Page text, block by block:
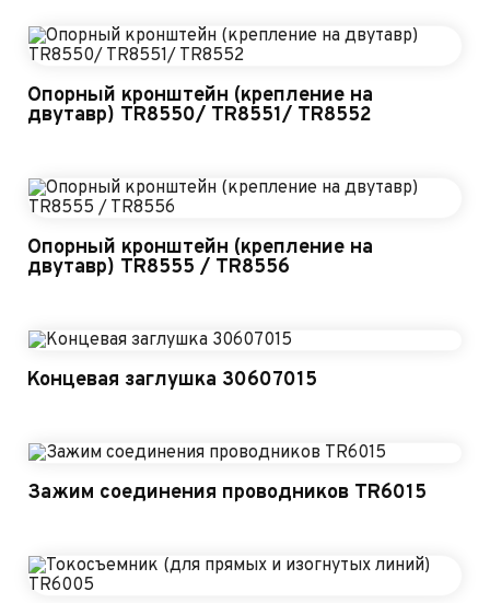
Опорный кронштейн (крепление на
двутавр) TR8550/ TR8551/ TR8552
Опорный кронштейн (крепление на
двутавр) TR8555 / TR8556
Концевая заглушка 30607015
Зажим соединения проводников TR6015